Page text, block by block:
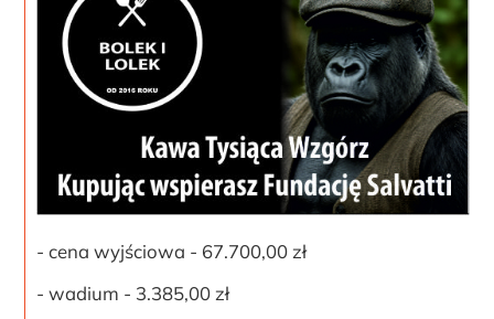
- cena wyjściowa - 67.700,00 zł
- wadium - 3.385,00 zł